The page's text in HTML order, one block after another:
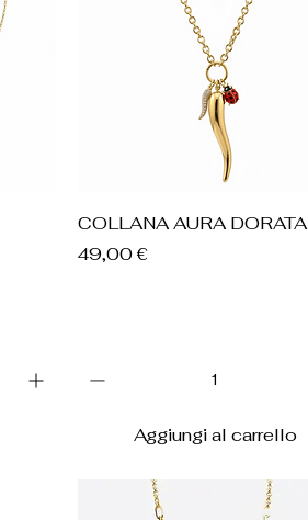
Vista rapida
COLLANA AURA DORATA
Prezzo
49,00 €
Aggiungi al carrello